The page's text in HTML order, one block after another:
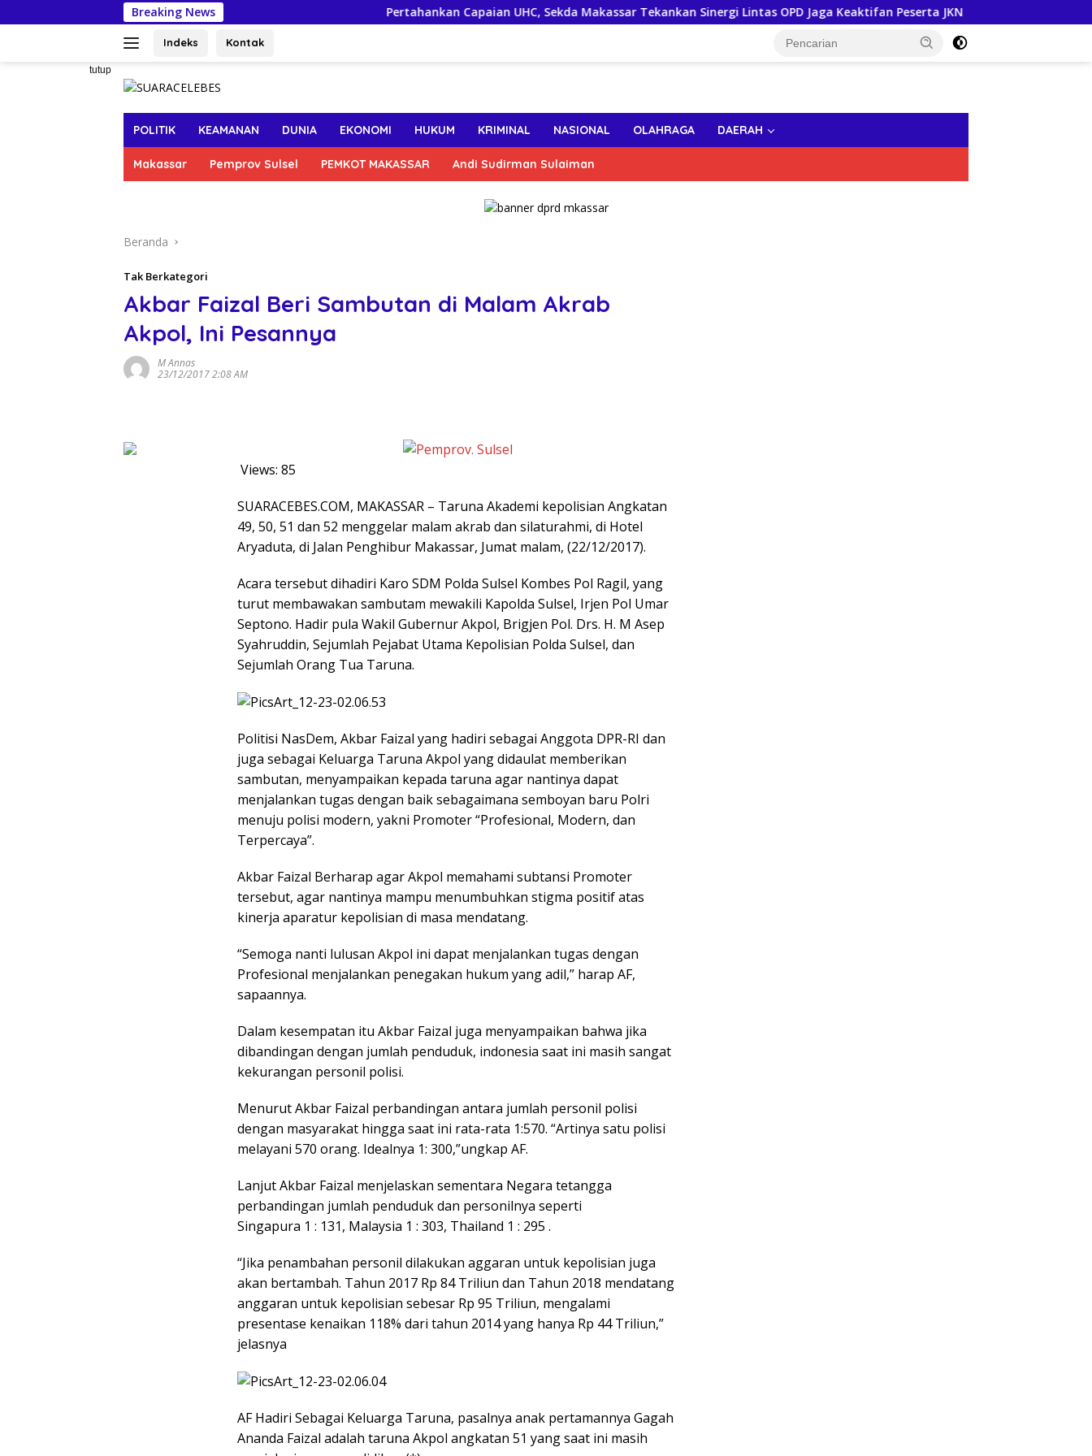
ke
Breaking News Pertahankan Capaian UHC, Sekda Makassar Tekankan Sinergi Lintas OPD Jaga Keaktifan Peserta JKN
Indeks Kontak
tutup
POLITIK KEAMANAN DUNIA EKONOMI HUKUM KRIMINAL NASIONAL OLAHRAGA DAERAH
Makassar Pemprov Sulsel PEMKOT MAKASSAR Andi Sudirman Sulaiman
Beranda
Tak Berkategori
Akbar Faizal Beri Sambutan di Malam Akrab
Akpol, Ini Pesannya
M Annas
23/12/2017 2:08 AM
Views: 85
SUARACEBES.COM, MAKASSAR – Taruna Akademi kepolisian Angkatan
49, 50, 51 dan 52 menggelar malam akrab dan silaturahmi, di Hotel
Aryaduta, di Jalan Penghibur Makassar, Jumat malam, (22/12/2017).
Acara tersebut dihadiri Karo SDM Polda Sulsel Kombes Pol Ragil, yang
turut membawakan sambutam mewakili Kapolda Sulsel, Irjen Pol Umar
Septono. Hadir pula Wakil Gubernur Akpol, Brigjen Pol. Drs. H. M Asep
Syahruddin, Sejumlah Pejabat Utama Kepolisian Polda Sulsel, dan
Sejumlah Orang Tua Taruna.
Politisi NasDem, Akbar Faizal yang hadiri sebagai Anggota DPR-RI dan
juga sebagai Keluarga Taruna Akpol yang didaulat memberikan
sambutan, menyampaikan kepada taruna agar nantinya dapat
menjalankan tugas dengan baik sebagaimana semboyan baru Polri
menuju polisi modern, yakni Promoter “Profesional, Modern, dan
Terpercaya”.
Akbar Faizal Berharap agar Akpol memahami subtansi Promoter
tersebut, agar nantinya mampu menumbuhkan stigma positif atas
kinerja aparatur kepolisian di masa mendatang.
“Semoga nanti lulusan Akpol ini dapat menjalankan tugas dengan
Profesional menjalankan penegakan hukum yang adil,” harap AF,
sapaannya.
Dalam kesempatan itu Akbar Faizal juga menyampaikan bahwa jika
dibandingan dengan jumlah penduduk, indonesia saat ini masih sangat
kekurangan personil polisi.
Menurut Akbar Faizal perbandingan antara jumlah personil polisi
dengan masyarakat hingga saat ini rata-rata 1:570. “Artinya satu polisi
melayani 570 orang. Idealnya 1: 300,”ungkap AF.
Lanjut Akbar Faizal menjelaskan sementara Negara tetangga
perbandingan jumlah penduduk dan personilnya seperti
Singapura 1 : 131, Malaysia 1 : 303, Thailand 1 : 295 .
“Jika penambahan personil dilakukan aggaran untuk kepolisian juga
akan bertambah. Tahun 2017 Rp 84 Triliun dan Tahun 2018 mendatang
anggaran untuk kepolisian sebesar Rp 95 Triliun, mengalami
presentase kenaikan 118% dari tahun 2014 yang hanya Rp 44 Triliun,”
jelasnya
AF Hadiri Sebagai Keluarga Taruna, pasalnya anak pertamannya Gagah
Ananda Faizal adalah taruna Akpol angkatan 51 yang saat ini masih